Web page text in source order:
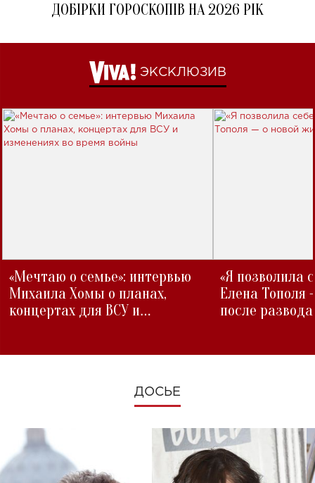
ДОБІРКИ ГОРОСКОПІВ НА 2026 РІК
ЭКСКЛЮЗИВ
«Мечтаю о семье»: интервью
Михаила Хомы о планах,
концертах для ВСУ и
«Я позволила
Елена Тополя
после развода
ДОСЬЕ